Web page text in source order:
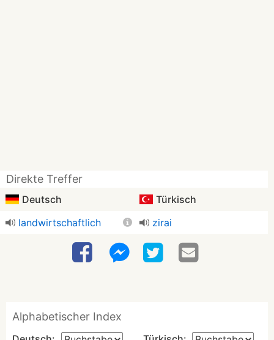
Direkte Treffer
Deutsch
Türkisch
landwirtschaftlich
zirai
Alphabetischer Index